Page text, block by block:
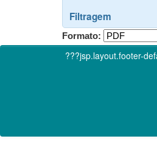
Filtragem
Formato:
???jsp.layout.footer-